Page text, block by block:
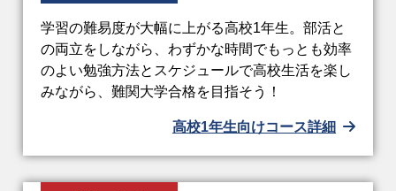
学習の難易度が大幅に上がる高校1年生。部活と
の両立をしながら、わずかな時間でもっとも効率
のよい勉強方法とスケジュールで高校生活を楽し
みながら、難関大学合格を目指そう！
高校1年生向けコース詳細